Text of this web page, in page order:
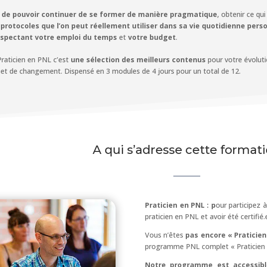
de pouvoir continuer de se former de manière pragmatique, obtenir ce
que l’on peut réellement utiliser dans sa vie quotidienne
votre emploi du tempsetvotre budget.
en PNL c’est une sélection des meilleurs contenus pour votre
et de changement. Dispensé en 3 modules de 4 jours pour un total de 12.
A qui s’adresse cette
Praticien en PNL : pour participez
praticien en PNL et avoir été
Vous n’êtes pas encore «
programme PNL complet « Praticien
Notre programme est